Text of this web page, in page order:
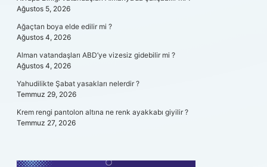
Ağustos 5, 2026
Ağaçtan boya elde edilir mi ?
Ağustos 4, 2026
Alman vatandaşları ABD’ye vizesiz gidebilir mi ?
Ağustos 4, 2026
Yahudilikte Şabat yasakları nelerdir ?
Temmuz 29, 2026
Krem rengi pantolon altına ne renk ayakkabı giyilir ?
Temmuz 27, 2026